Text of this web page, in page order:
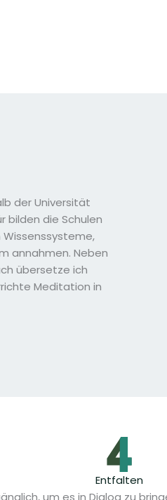
der Universität
bilden die Schulen
annahmen. Neben
übersetze ich
Meditation in
Entfalten
um es in Dialog zu